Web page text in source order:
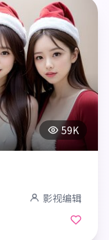
59K
影视编辑